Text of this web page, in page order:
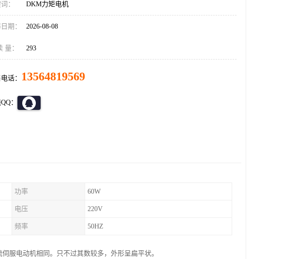
： DKM力矩电机
期： 2026-08-08
量： 293
话： 13564819569
：
功率 60W
电压 220V
频率 50HZ
服电动机相同。只不过其数较多，外形呈扁平状。